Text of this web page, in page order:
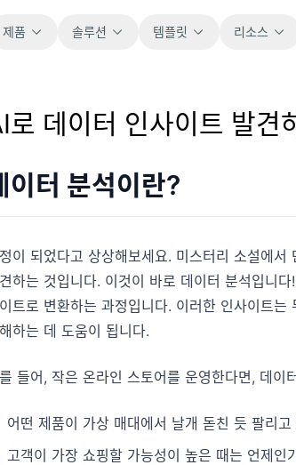
제품 솔루션 템플릿
전체
재무
운영
업무 흐름, 인수인계, 계획, 실행을 추적합니다.
파이프라인, 목표, 예측, 매출 추적에 활용합니
프로젝트
리소스
블로그
가이드
입니다.
문서
분석, 보고, 정리에 유용한 프롬
니다.
로 데이터 인사이트 발견
이터 분석이란?
이 되었다고 상상해보세요. 미스터리 소설에
하는 것입니다. 이것이 바로 데이터 분석입니
트로 변환하는 과정입니다. 이러한 인사이트
하는 데 도움이 됩니다.
들어, 작은 온라인 스토어를 운영한다면, 데
어떤 제품이 가상 매대에서 날개 돋친 듯 팔리고
고객이 가장 쇼핑할 가능성이 높은 때는 언제인